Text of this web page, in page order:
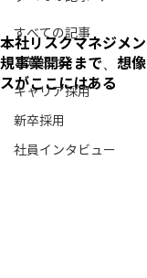
すべての記事
お知らせ
キャリア採用
新卒採用
社員インタビュー
本社リスクマネジメ
規事業開発まで、想
スがここにはある